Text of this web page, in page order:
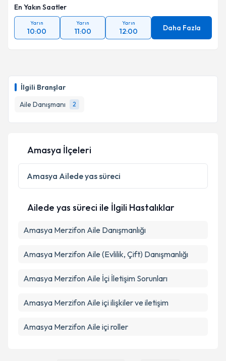
İlgili Branşlar
Aile Danışmanı
2
En Yakın Saatler
Yarın
10:00
Yarın
11:00
Yarın
12:00 Daha Fazla
Amasya İlçeleri
Amasya Ailede yas süreci
Ailede yas süreci ile İlgili Hastalıklar
Amasya Merzifon Aile Danışmanlığı
Amasya Merzifon Aile (Evlilik, Çift) Danışmanlığı
Amasya Merzifon Aile İçi İletişim Sorunları
Amasya Merzifon Aile içi ilişkiler ve iletişim
Amasya Merzifon Aile içi roller